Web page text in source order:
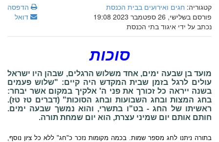
הדפסה
דואל
קטגוריה: חגים ואירועים בבית הכנסת
פורסם בשלישי, 26 ספטמבר 2023 19:08
נכתב על ידי איגוד בתי הכנסת
סוכות
מועד בן שבעה ימים, אחד משלוש הרגלים, שבהן היו ישראל
עולים לרגל בזמן שבית המקדש היה קיים: "שלוש פעמים
בשנה ייראה כל זכורך את פני ה' אלקיך במקום אשר יבחר:
בחג המצות ובחג השבועות ובחג הסוכות" (דברים טז טז).
ראשיתו של החג - בט"ו בתשרי, והוא נמשך שבעה ימים.
חותם אותם יום שמיני עצרת, הוא יום שמחת תורה.
בתורה ניתנו לחג מספר שמות. בכמה מקומות נזכר כ"חג" ללא כל ציון נוסף,